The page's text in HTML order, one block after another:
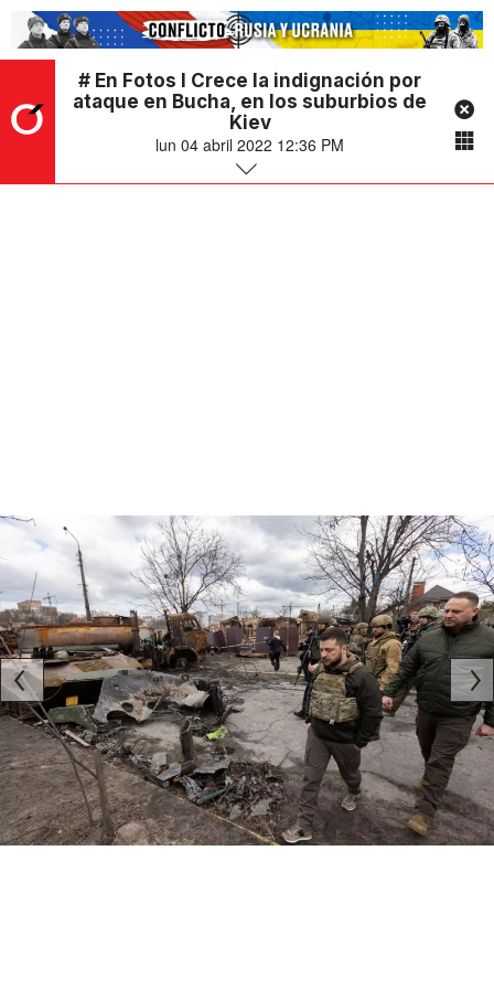
# En Fotos l Crece la indignación por
ataque en Bucha, en los suburbios de
Kiev
lun 04 abril 2022 12:36 PM